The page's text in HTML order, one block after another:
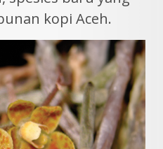
kopi Aceh.